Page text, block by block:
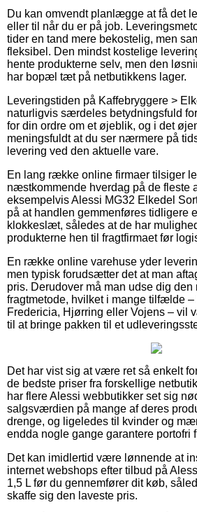
Du kan omvendt planlægge at få det
eller til når du er på job.
tider en tand mere bekostelig, men
fleksibel. Den mindst kostelige
hente produkterne selv, men den
har bopæl tæt på netbutikkens lager.
Leveringstiden på Kaffebryggere >
naturligvis særdeles betydningsfuld
for din ordre om et øjeblik, og i det
meningsfuldt at du ser nærmere på
levering ved den aktuelle vare.
En lang række online firmaer tilsiger
næstkommende hverdag på de fleste
eksempelvis Alessi MG32 Elkedel
på at handlen gemmenføres tidligere
klokkeslæt, således at de har
produkterne hen til fragtfirmaet før
En række online varehuse yder
men typisk forudsætter det at man
pris. Derudover må man udse dig
fragtmetode, hvilket i mange tilfælde
Fredericia, Hjørring eller Vojens – vil
til at bringe pakken til et
Det har vist sig at være ret så enkelt
de bedste priser fra forskellige
har flere Alessi webbutikker set sig
salgsværdien på mange af deres
drenge, og ligeledes til kvinder og
endda nogle gange garantere portofri
Det kan imidlertid være lønnende at
internet webshops efter tilbud på
1,5 L før du gennemfører dit køb,
skaffe sig den laveste pris.